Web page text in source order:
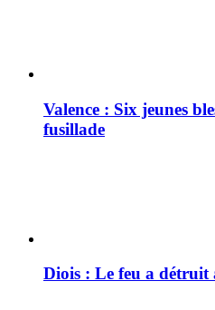
Valence : Six jeunes
fusillade
Diois : Le feu a détruit